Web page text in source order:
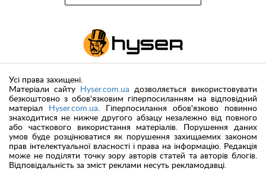
Усі права захищені.
Матеріали сайту
Hyser.com.ua дозволяється використовувати
безкоштовно з обов'язковим гіперпосиланням на відповідний
матеріал
Hyser.com.ua . Гіперпосилання обов'язково повинно
знаходитися не нижче другого абзацу незалежно від повного
або часткового використання матеріалів. Порушення даних
умов буде розцінюватися як порушення захищаемих законом
прав інтелектуальної власності і права на інформацію. Редакція
може не поділяти точку зору авторів статей та авторів блогів.
Відповідальність за зміст реклами несуть рекламодавці.